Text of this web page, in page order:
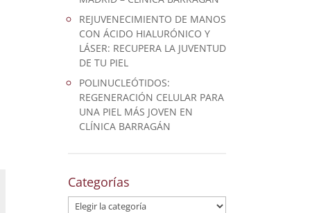
REJUVENECIMIENTO DE MANOS
CON ÁCIDO HIALURÓNICO Y
LÁSER: RECUPERA LA JUVENTUD
DE TU PIEL
POLINUCLEÓTIDOS:
REGENERACIÓN CELULAR PARA
UNA PIEL MÁS JOVEN EN
CLÍNICA BARRAGÁN
Categorías
Categorías